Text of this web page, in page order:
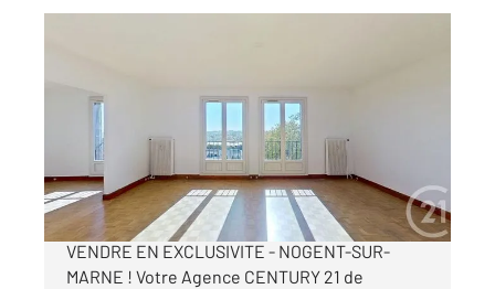
Appartement F4 à vendre
399 000 €
APPARTEMENT AVEC VUE IMPRENABLE A
VENDRE EN EXCLUSIVITE - NOGENT-SUR-
MARNE ! Votre Agence CENTURY 21 de